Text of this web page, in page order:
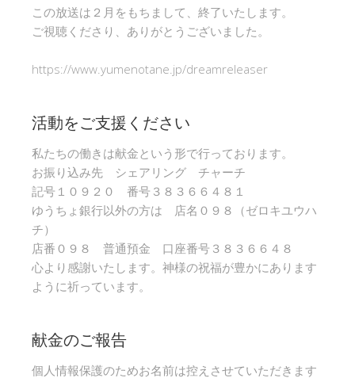
この放送は２月をもちまして、終了いたします。
ご視聴くださり、ありがとうございました。
https://www.yumenotane.jp/dreamreleaser
活動をご支援ください
私たちの働きは献金という形で行っております。
お振り込み先 シェアリング チャーチ
記号１０９２０ 番号３８３６６４８１
ゆうちょ銀行以外の方は 店名０９８（ゼロキユウハ
チ）
店番０９８ 普通預金 口座番号３８３６６４８
心より感謝いたします。神様の祝福が豊かにあります
ように祈っています。
献金のご報告
個人情報保護のためお名前は控えさせていただきます